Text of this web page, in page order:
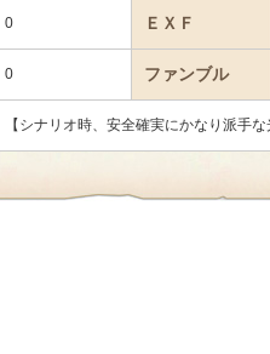
0 ＥＸＦ
0 ファンブル
【シナリオ時、安全確実にかなり派手